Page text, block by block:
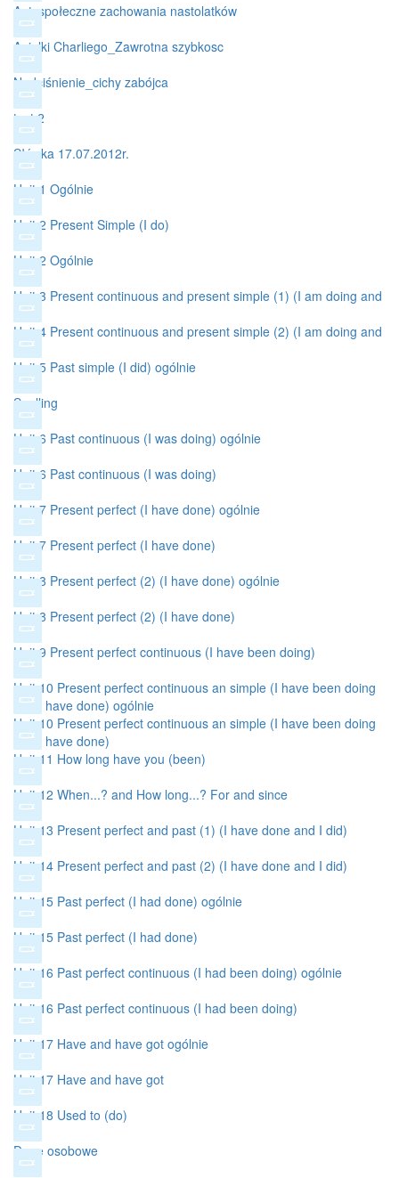
Antyspołeczne zachowania nastolatków
Aniolki Charliego_Zawrotna szybkosc
Nadciśnienie_cichy zabójca
test 2
Słówka 17.07.2012r.
Unit 1 Ogólnie
Unit 2 Present Simple (I do)
Unit 2 Ogólnie
Unit 3 Present continuous and present simple (1) (I am doing and
I do)
Unit 4 Present continuous and present simple (2) (I am doing and
I do)
Unit 5 Past simple (I did) ogólnie
Spelling
Unit 6 Past continuous (I was doing) ogólnie
Unit 6 Past continuous (I was doing)
Unit 7 Present perfect (I have done) ogólnie
Unit 7 Present perfect (I have done)
Unit 8 Present perfect (2) (I have done) ogólnie
Unit 8 Present perfect (2) (I have done)
Unit 9 Present perfect continuous (I have been doing)
Unit 10 Present perfect continuous an simple (I have been doing
and I have done) ogólnie
Unit 10 Present perfect continuous an simple (I have been doing
and I have done)
Unit 11 How long have you (been)
Unit 12 When...? and How long...? For and since
Unit 13 Present perfect and past (1) (I have done and I did)
Unit 14 Present perfect and past (2) (I have done and I did)
Unit 15 Past perfect (I had done) ogólnie
Unit 15 Past perfect (I had done)
Unit 16 Past perfect continuous (I had been doing) ogólnie
Unit 16 Past perfect continuous (I had been doing)
Unit 17 Have and have got ogólnie
Unit 17 Have and have got
Unit 18 Used to (do)
Dane osobowe